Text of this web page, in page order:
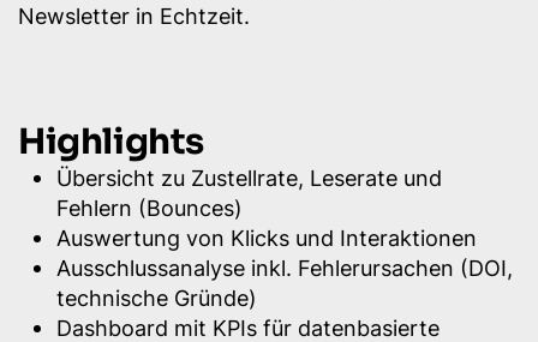
Newsletter in Echtzeit.
Highlights
Übersicht zu Zustellrate, Leserate und
Fehlern (Bounces)
Auswertung von Klicks und Interaktionen
Ausschlussanalyse inkl. Fehlerursachen (DOI,
technische Gründe)
Dashboard mit KPIs für datenbasierte